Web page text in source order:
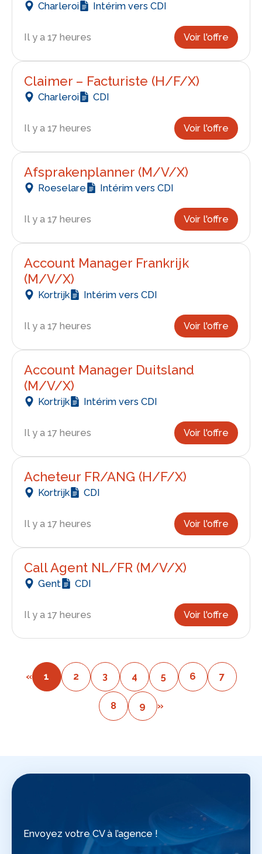
Charleroi Intérim vers CDI
Il y a 17 heures Voir l'offre
Claimer – Facturiste (H/F/X)
Charleroi CDI
Il y a 17 heures Voir l'offre
Afsprakenplanner (M/V/X)
Roeselare Intérim vers CDI
Il y a 17 heures Voir l'offre
Account Manager Frankrijk
(M/V/X)
Kortrijk Intérim vers CDI
Il y a 17 heures Voir l'offre
Account Manager Duitsland
(M/V/X)
Kortrijk Intérim vers CDI
Il y a 17 heures Voir l'offre
Acheteur FR/ANG (H/F/X)
Kortrijk CDI
Il y a 17 heures Voir l'offre
Call Agent NL/FR (M/V/X)
Gent CDI
Il y a 17 heures Voir l'offre
« 1 2 3 4 5 6 7
8 9 »
Envoyez votre CV à l’agence !